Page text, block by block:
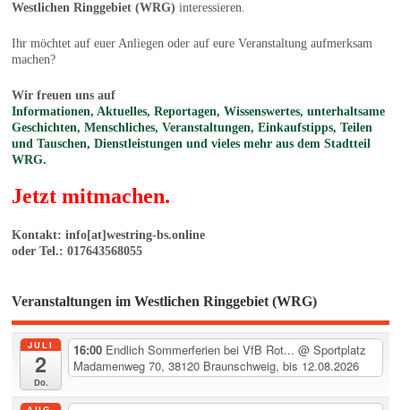
Westlichen Ringgebiet (WRG) interessieren.
Ihr möchtet auf euer Anliegen oder auf eure Veranstaltung aufmerksam
machen?
Wir freuen uns auf
Informationen, Aktuelles, Reportagen, Wissenswertes, unterhaltsame
Geschichten, Menschliches, Veranstaltungen, Einkaufstipps, Teilen
und Tauschen, Dienstleistungen und vieles mehr aus dem Stadtteil
WRG.
Jetzt mitmachen.
Kontakt: info[at]westring-bs.online
oder Tel.: 017643568055
Veranstaltungen im Westlichen Ringgebiet (WRG)
JULI
2
Do.
16:00 Endlich Sommerferien bei VfB Rot...@ Sportplatz
Madamenweg 70, 38120 Braunschweig, bis 12.08.2026